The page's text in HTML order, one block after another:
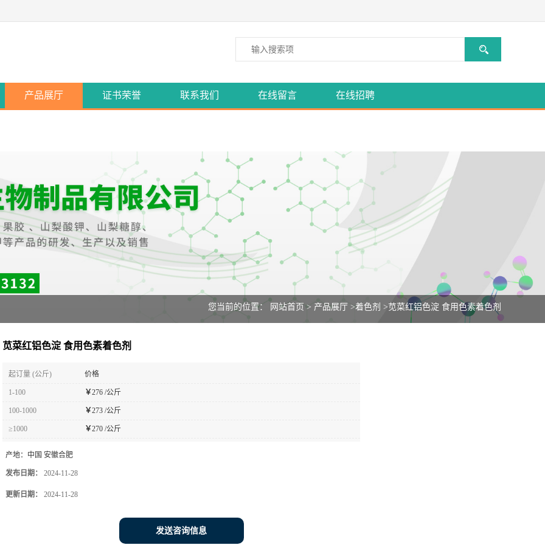
产品展厅 证书荣誉 联系我们 在线留言 在线招聘
您当前的位置： 网站首页 > 产品展厅 >着色剂 >苋菜红铝色淀 食用色素着色剂
苋菜红铝色淀 食用色素着色剂
起订量 (公斤) 价格
1-100 ￥276 /公斤
100-1000 ￥273 /公斤
≥1000 ￥270 /公斤
产地： 中国 安徽合肥
发布日期： 2024-11-28
更新日期： 2024-11-28
发送咨询信息